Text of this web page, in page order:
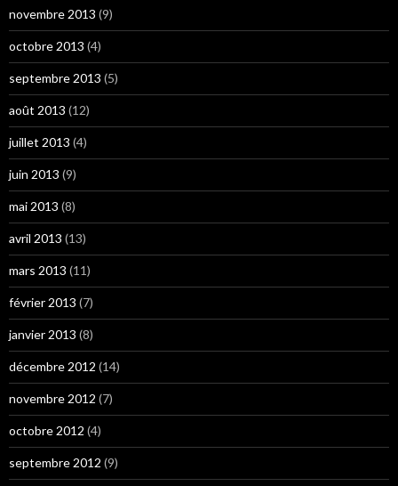
novembre 2013 (9)
octobre 2013 (4)
septembre 2013 (5)
août 2013 (12)
juillet 2013 (4)
juin 2013 (9)
mai 2013 (8)
avril 2013 (13)
mars 2013 (11)
février 2013 (7)
janvier 2013 (8)
décembre 2012 (14)
novembre 2012 (7)
octobre 2012 (4)
septembre 2012 (9)